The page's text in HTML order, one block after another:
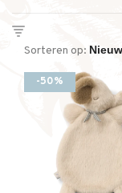
Sorteren op:
-50%